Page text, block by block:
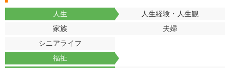
人生
人生経験・人生観
家族
夫婦
シニアライフ
福祉